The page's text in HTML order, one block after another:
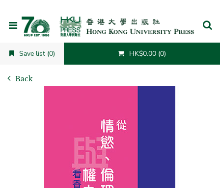
Save list (0) HK$0.00 (0)
Back